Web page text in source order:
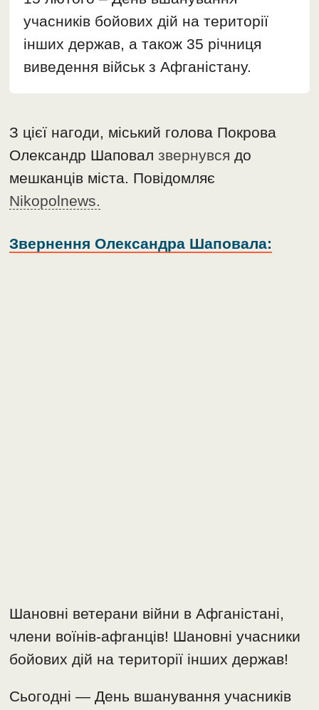
учасників бойових дій на території
інших держав, а також 35 річниця
виведення військ з Афганістану.
З цієї нагоди, міський голова Покрова
Олександр Шаповал звернувся до
мешканців міста. Повідомляє
Nikopolnews.
Звернення Олександра Шаповала:
Шановні ветерани війни в Афганістані,
члени воїнів-афганців! Шановні учасники
бойових дій на території інших держав!
Сьогодні — День вшанування учасників